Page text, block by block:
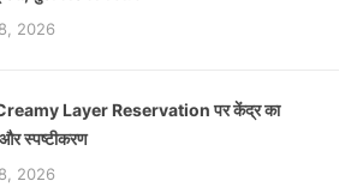
2026
Layer Reservation पर केंद्र का
स्पष्टीकरण
2026